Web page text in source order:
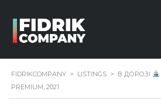
FIDRIKCOMPANY > LISTINGS > В ДОРОЗІ
PREMIUM, 2021